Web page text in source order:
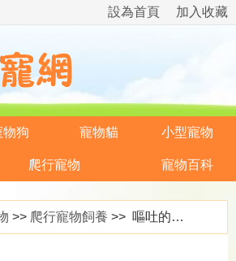
加入收藏
設為首頁
物狗 寵物貓 小型寵物
爬行寵物 寵物百科
>> 爬行寵物飼養 >> 嘔吐的原因是什麼？